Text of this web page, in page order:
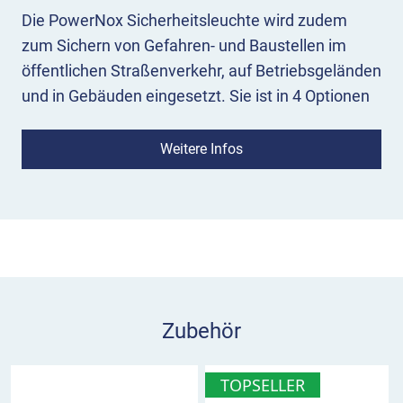
Die PowerNox Sicherheitsleuchte wird zudem
zum Sichern von Gefahren- und Baustellen im
öffentlichen Straßenverkehr, auf Betriebsgeländen
und in Gebäuden eingesetzt. Sie ist in 4 Optionen
Einseitiger Lichtaustritt, Gelb oder Rot
Eigenschaften TL Bakenleuchte
Weitere Infos
Zubehör
TOPSELLER